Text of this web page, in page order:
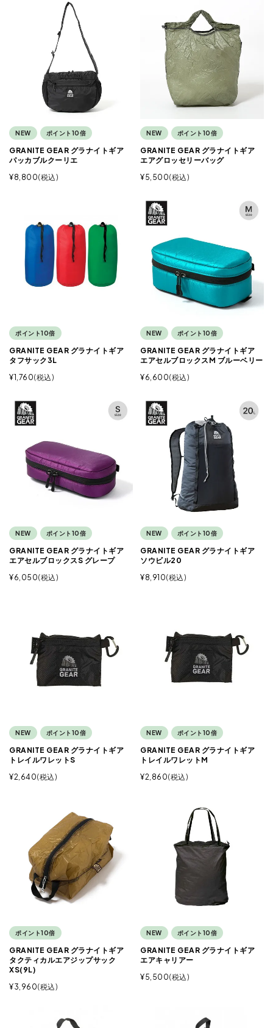
NEW ポイント10倍
GRANITE GEAR グラナイトギア
パッカブルクーリエ
¥8,800 税込
NEW ポイント10倍
GRANITE GEAR グラナイトギア
エアグロッセリーバッグ
¥5,500 税込
ポイント10倍
GRANITE GEAR グラナイトギア
タフサック3L
¥1,760 税込
NEW ポイント10倍
GRANITE GEAR グラナイトギア
エアセルブロックスM ブルーベリー
¥6,600 税込
NEW ポイント10倍
GRANITE GEAR グラナイトギア
エアセルブロックスS グレープ
¥6,050 税込
NEW ポイント10倍
GRANITE GEAR グラナイトギア
ソウビル20
¥8,910 税込
NEW ポイント10倍
GRANITE GEAR グラナイトギア
トレイルワレットS
¥2,640 税込
NEW ポイント10倍
GRANITE GEAR グラナイトギア
トレイルワレットM
¥2,860 税込
ポイント10倍
GRANITE GEAR グラナイトギア
タクティカルエアジップサック
XS(9L)
¥3,960 税込
NEW ポイント10倍
GRANITE GEAR グラナイトギア
エアキャリアー
¥5,500 税込